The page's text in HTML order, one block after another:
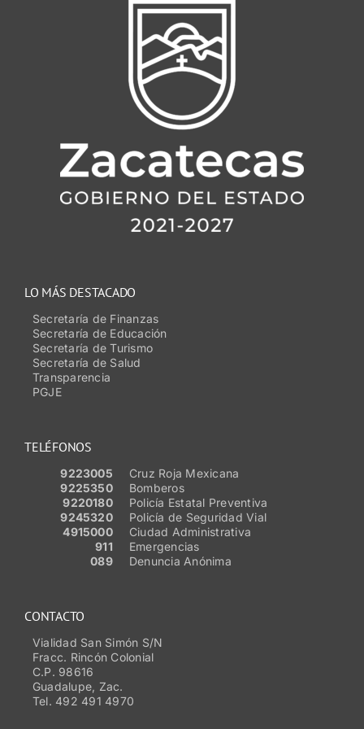
TELÉFONOS
9223005
Cruz Roja Mexicana
9225350
Bomberos
9220180
Policía Estatal Preventiva
9245320
Policía de Seguridad Vial
4915000
Ciudad Administrativa
911
Emergencias
089
Denuncia Anónima
LO MÁS DESTACADO
Secretaría de Finanzas
Secretaría de Educación
Secretaría de Turismo
Secretaría de Salud
Transparencia
PGJE
CONTACTO
Vialidad San Simón S/N
Fracc. Rincón Colonial
C.P. 98616
Guadalupe, Zac.
Tel. 492 491 4970